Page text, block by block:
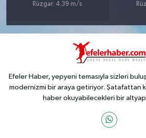
Rüzgar: 4.39 m/s
Efeler Haber, yepyeni temasıyla sizleri
modernizmi bir araya getiriyor. Şatafattan
haber okuyabilecekleri bir